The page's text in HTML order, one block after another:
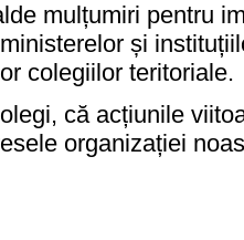
mulțumiri pentru
și
colegiilor teritoriale.
că acțiunile
organizației